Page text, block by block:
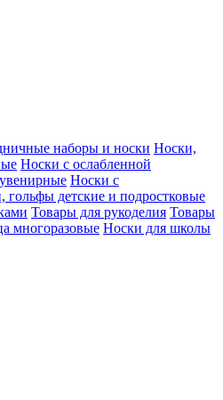
наборы и носки Носки,
Носки с ослабленной
Носки с
гольфы детские и подростковые
Товары для рукоделия Товары
многоразовые Носки для школы